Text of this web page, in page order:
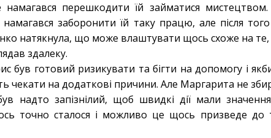
намагався перешкодити їй займатися
заборонити їй таку працю, але після
натякнула, що може влаштувати щось схоже на
здалеку.
був готовий ризикувати та бігти на допомогу і
чекати на додаткові причини. Але Маргарита не
надто запізнілий, щоб швидкі дії мали
точно сталося і можливо це щось призведе до